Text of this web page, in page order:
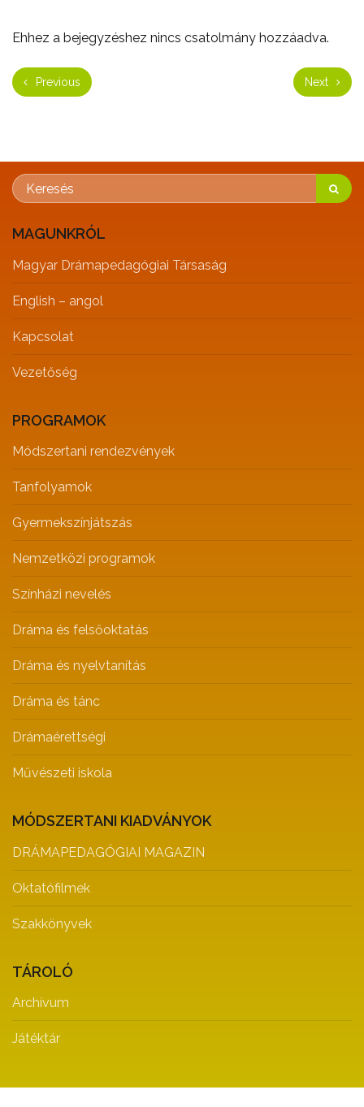
Ehhez a bejegyzéshez nincs csatolmány hozzáadva.
Previous Next
MAGUNKRÓL
Magyar Drámapedagógiai Társaság
English – angol
Kapcsolat
Vezetőség
PROGRAMOK
Módszertani rendezvények
Tanfolyamok
Gyermekszínjátszás
Nemzetközi programok
Színházi nevelés
Dráma és felsőoktatás
Dráma és nyelvtanítás
Dráma és tánc
Drámaérettségi
Művészeti iskola
MÓDSZERTANI KIADVÁNYOK
DRÁMAPEDAGÓGIAI MAGAZIN
Oktatófilmek
Szakkönyvek
TÁROLÓ
Archívum
Játéktár